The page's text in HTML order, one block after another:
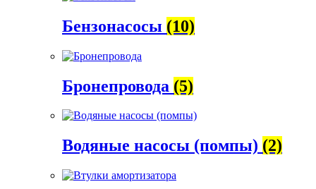
Бензонасосы (10)
Бронепровода (5)
Водяные насосы (помпы) (2)